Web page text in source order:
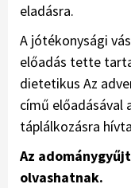
eladásra.
A jótékonysági
előadás tette
dietetikus Az
című előadásával
táplálkozásra
Az
olvashatnak.